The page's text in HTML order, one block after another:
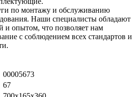
по монтажу и обслуживанию
Наши специалисты обладают
и опытом, что позволяет нам
с соблюдением всех стандартов и
00005673
67